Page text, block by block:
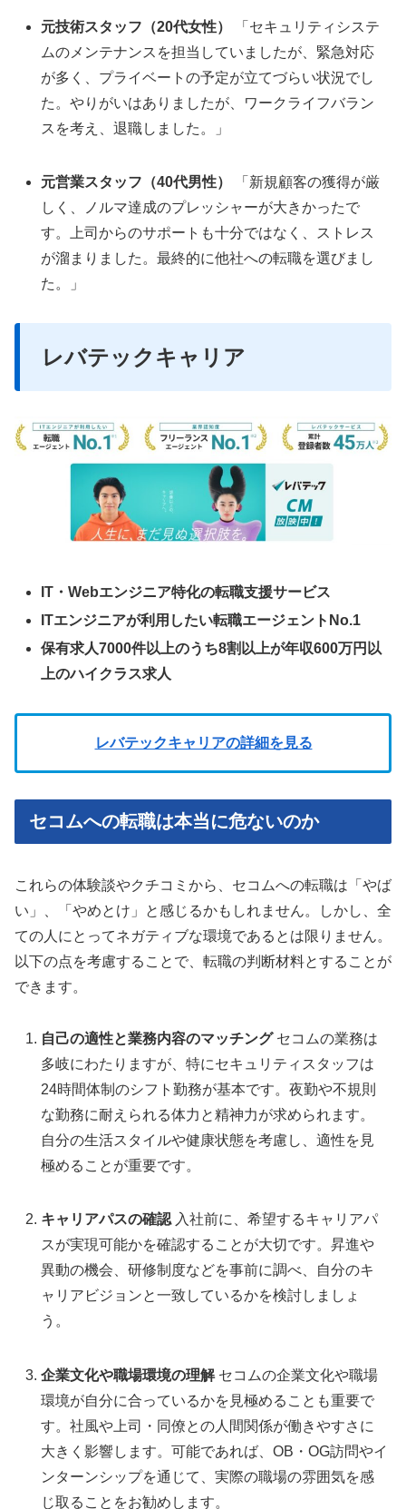
元技術スタッフ（20代女性）
「セキュリティシステ
ムのメンテナンスを担当していましたが、緊急対応
が多く、プライベートの予定が立てづらい状況でし
た。やりがいはありましたが、ワークライフバラン
スを考え、退職しました。」
元営業スタッフ（40代男性）
「新規顧客の獲得が厳
しく、ノルマ達成のプレッシャーが大きかったで
す。上司からのサポートも十分ではなく、ストレス
が溜まりました。最終的に他社への転職を選びまし
た。」
レバテックキャリア
IT・Webエンジニア特化の転職支援サービス
ITエンジニアが利用したい転職エージェントNo.1
保有求人7000件以上のうち8割以上が年収600万円以
上のハイクラス求人
レバテックキャリアの詳細を見る
セコムへの転職は本当に危ないのか
これらの体験談やクチコミから、セコムへの転職は「やば
い」、「やめとけ」と感じるかもしれません。しかし、全
ての人にとってネガティブな環境であるとは限りません。
以下の点を考慮することで、転職の判断材料とすることが
できます。
自己の適性と業務内容のマッチングセコムの業務は
多岐にわたりますが、特にセキュリティスタッフは
24時間体制のシフト勤務が基本です。夜勤や不規則
な勤務に耐えられる体力と精神力が求められます。
自分の生活スタイルや健康状態を考慮し、適性を見
極めることが重要です。
キャリアパスの確認入社前に、希望するキャリアパ
スが実現可能かを確認することが大切です。昇進や
異動の機会、研修制度などを事前に調べ、自分のキ
ャリアビジョンと一致しているかを検討しましょ
う。
企業文化や職場環境の理解セコムの企業文化や職場
環境が自分に合っているかを見極めることも重要で
す。社風や上司・同僚との人間関係が働きやすさに
大きく影響します。可能であれば、OB・OG訪問やイ
ンターンシップを通じて、実際の職場の雰囲気を感
じ取ることをお勧めします。